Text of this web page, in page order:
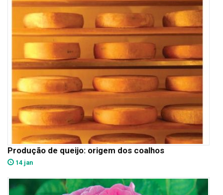
Produção de queijo: origem dos coalhos
14 jan